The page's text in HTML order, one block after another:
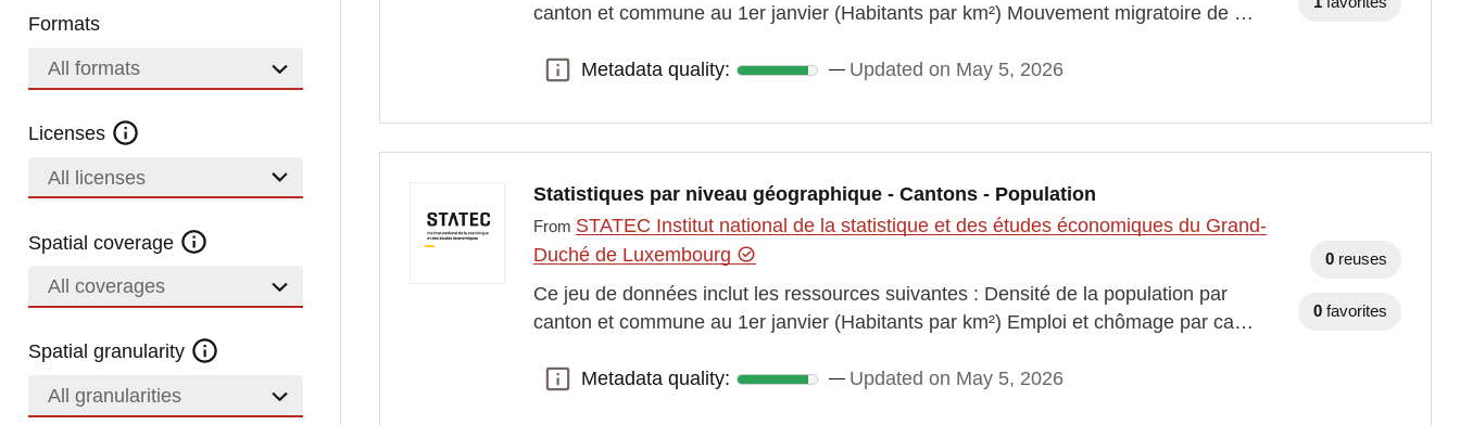
Formats
All formats
Licenses
All licenses
Spatial coverage
All coverages
Spatial granularity
All granularities
canton et commune au 1er janvier (Habitants par km²) Mouvement migratoire de …
Metadata quality:
Metadata quality: Updated on May 5, 2026
Statistiques par niveau géographique - Cantons - Population
From STATEC Institut national de la statistique et des études économiques du Grand-
Duché de Luxembourg
Ce jeu de données inclut les ressources suivantes : Densité de la population par
canton et commune au 1er janvier (Habitants par km²) Emploi et chômage par ca…
Metadata quality:
Metadata quality: Updated on May 5, 2026
0 reuses
0 favorites